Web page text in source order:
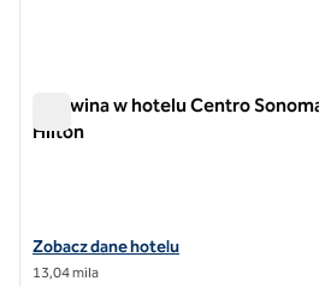
Kraj wina w hotelu Centro
Hilton
Zobacz szczegóły hotelu dla Hotel
Zobacz dane hotelu
13,04 mila